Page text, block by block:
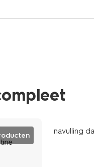
navulling